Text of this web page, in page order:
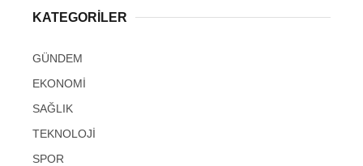
KATEGORİLER
GÜNDEM
EKONOMİ
SAĞLIK
TEKNOLOJİ
SPOR